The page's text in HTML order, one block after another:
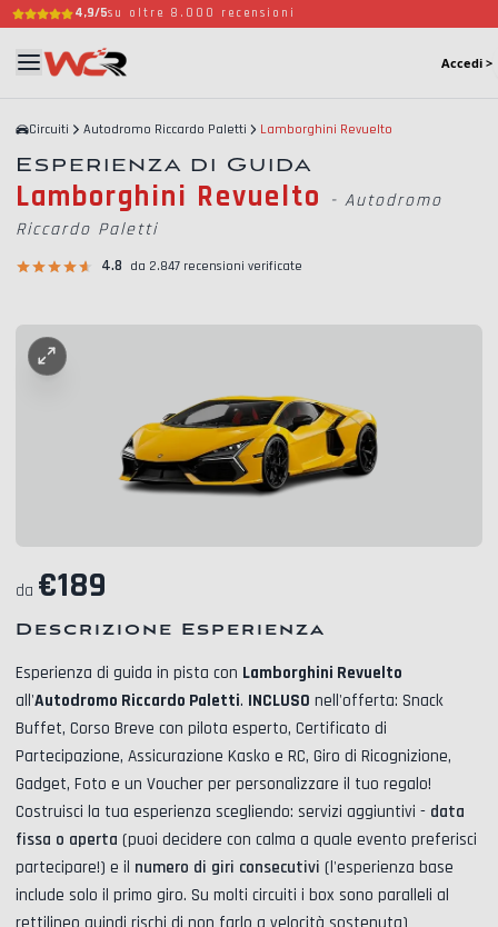
4,9/5su oltre 8.000 recensioni
Accedi >
Circuiti Autodromo Riccardo Paletti Lamborghini Revuelto
Esperienza di Guida
Lamborghini Revuelto - Autodromo
Riccardo Paletti
4.8 da 2.847 recensioni verificate
da €189
Descrizione Esperienza
Esperienza di guida in pista con Lamborghini Revuelto
all'Autodromo Riccardo Paletti. INCLUSO nell'offerta: Snack
Buffet, Corso Breve con pilota esperto, Certificato di
Partecipazione, Assicurazione Kasko e RC, Giro di Ricognizione,
Gadget, Foto e un Voucher per personalizzare il tuo regalo!
Costruisci la tua esperienza scegliendo: servizi aggiuntivi - data
fissa o aperta (puoi decidere con calma a quale evento preferisci
partecipare!) e il numero di giri consecutivi (l'esperienza base
include solo il primo giro. Su molti circuiti i box sono paralleli al